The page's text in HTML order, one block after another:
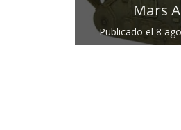
Mars
Publicado el 8